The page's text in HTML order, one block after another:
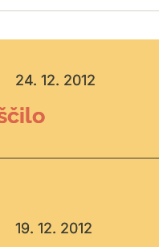
24. 12. 2012
19. 12. 2012